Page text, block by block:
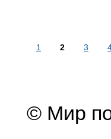
1 2 3
© Мир